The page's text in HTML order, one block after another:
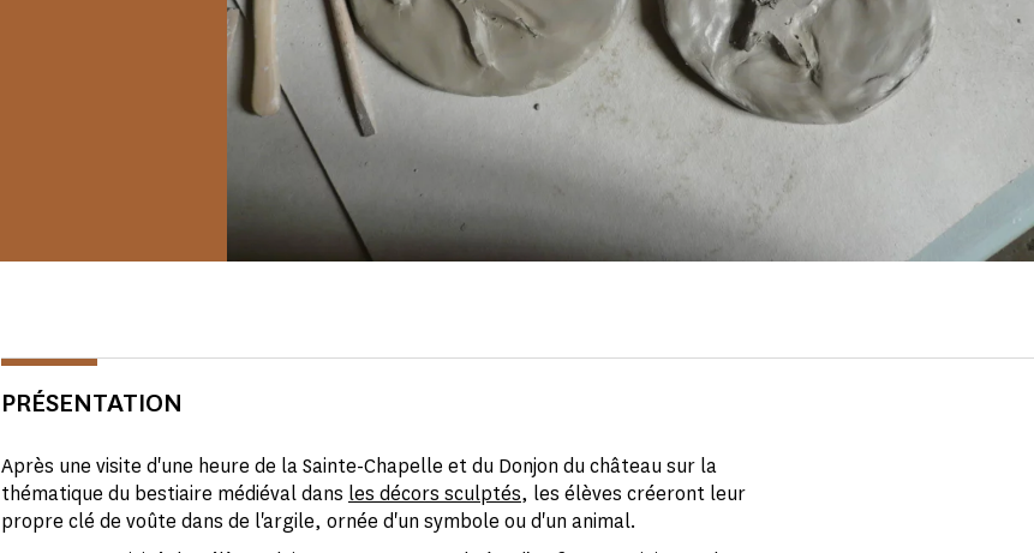
PRÉSENTATION
Après une visite d'une heure de la Sainte-Chapelle et du Donjon du château sur la
thématique du bestiaire médiéval dans les décors sculptés, les élèves créeront leur
propre clé de voûte dans de l'argile, ornée d'un symbole ou d'un animal.